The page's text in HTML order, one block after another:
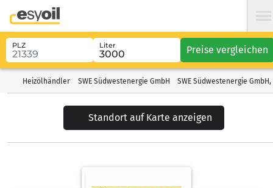
PLZ Liter Preise vergleichen
Heizölhändler SWE Südwestenergie GmbH SWE Südwestenergie
Standort auf Karte anzeigen